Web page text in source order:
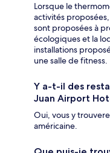
Lorsque le
activités
sont proposées à
écologiques et la
installations
une salle de fitness.
Y a-t-il des
Juan Airport
Oui, vous y
américaine.